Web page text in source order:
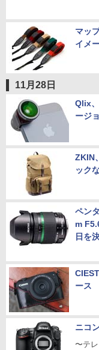
マッ
イメ
11月28日
Qlix
ージ
ZKIN
ック
ペン
m
日を
ース
ニコ
〜テ